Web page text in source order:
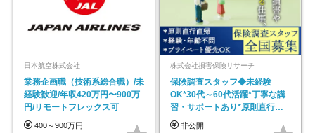
日本航空株式会社
業務企画職（技術系総合職）/未
経験歓迎/年収420万円〜900万
円/リモートフレックス可
400～900万円
株式会社損害保険リサーチ
保険調査スタッフ◆未経験
OK*30代～60代活躍*丁寧な講
習・サポートあり*原則直行直
帰／全国募集・業務委託
非公開